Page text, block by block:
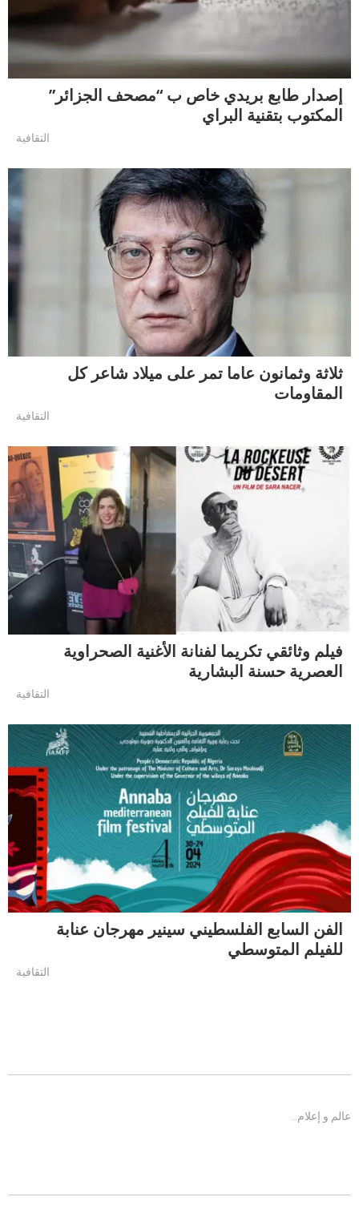
إصدار طابع بريدي خاص ب “مصحف الجزائر”
المكتوب بتقنية البراي
التقافية
ثلاثة وثمانون عاما تمر على ميلاد شاعر كل
المقاومات
التقافية
فيلم وثائقي تكريما لفنانة الأغنية الصحراوية
العصرية حسنة البشارية
التقافية
الفن السابع الفلسطيني سينير مهرجان عنابة
للفيلم المتوسطي
التقافية
عالم و إعلام…